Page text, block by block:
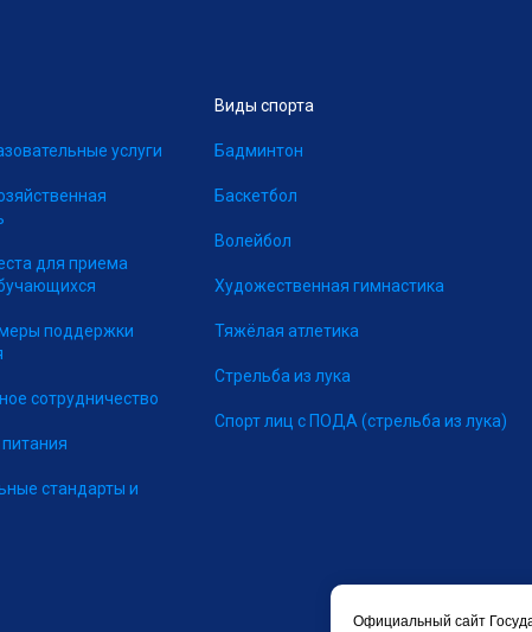
Официальный сайт
услуги
для приема
поддержки
сотрудничество
стандарты и
Виды спорта
Бадминтон
Баскетбол
Волейбол
Художественная гимнастика
Тяжёлая атлетика
Стрельба из лука
Спорт лиц с ПОДА (стрельба из лука)